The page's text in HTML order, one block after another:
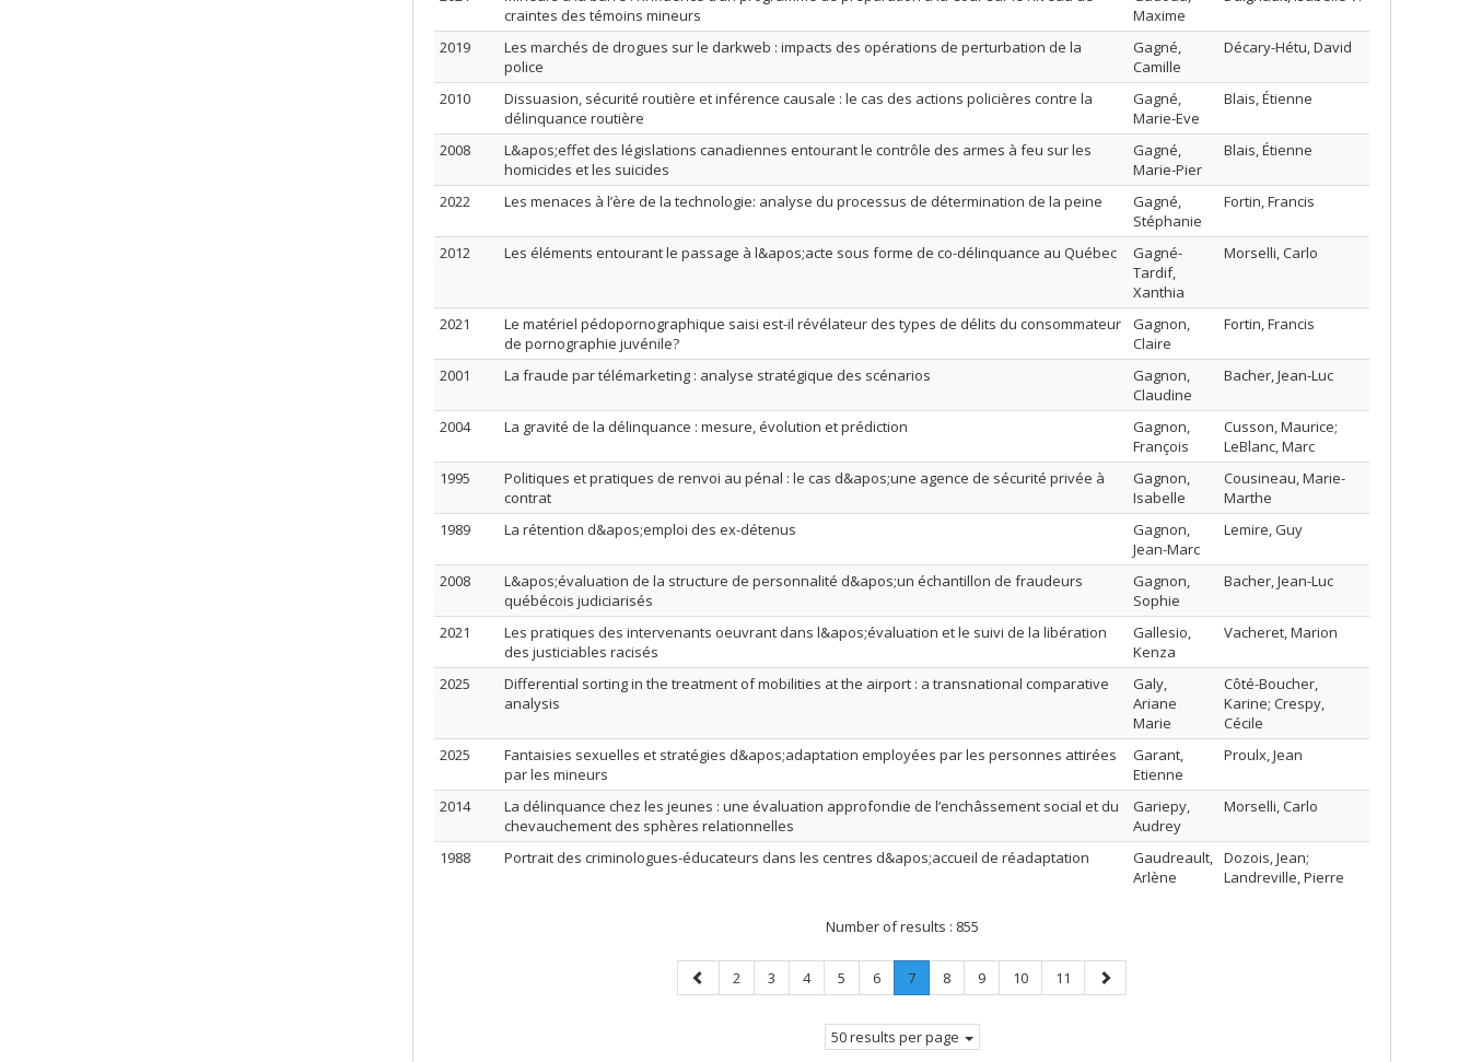
craintes des témoins mineurs
Maxime
2019
Les marchés de drogues sur le darkweb : impacts des opérations de perturbation de la
police
Gagné,
Camille
Décary-Hétu, David
2010
Dissuasion, sécurité routière et inférence causale : le cas des actions policières contre la
délinquance routière
Gagné,
Marie-Eve
Blais, Étienne
2008
L&apos;effet des législations canadiennes entourant le contrôle des armes à feu sur les
homicides et les suicides
Gagné,
Marie-Pier
Blais, Étienne
2022 Les menaces à l’ère de la technologie: analyse du processus de détermination de la peine
Gagné,
Stéphanie
Fortin, Francis
2012 Les éléments entourant le passage à l&apos;acte sous forme de co-délinquance au Québec
Gagné-
Tardif,
Xanthia
Morselli, Carlo
2021
Le matériel pédopornographique saisi est-il révélateur des types de délits du consommateur
de pornographie juvénile?
Gagnon,
Claire
Fortin, Francis
2001 La fraude par télémarketing : analyse stratégique des scénarios
Gagnon,
Claudine
Bacher, Jean-Luc
2004 La gravité de la délinquance : mesure, évolution et prédiction
Gagnon,
François
Cusson, Maurice;
LeBlanc, Marc
1995
Politiques et pratiques de renvoi au pénal : le cas d&apos;une agence de sécurité privée à
contrat
Gagnon,
Isabelle
Cousineau, Marie-
Marthe
1989
La rétention d&apos;emploi des ex-détenus
Gagnon,
Jean-Marc
Lemire, Guy
2008
L&apos;évaluation de la structure de personnalité d&apos;un échantillon de fraudeurs
québécois judiciarisés
Gagnon,
Sophie
Bacher, Jean-Luc
2021
Les pratiques des intervenants oeuvrant dans l&apos;évaluation et le suivi de la libération
des justiciables racisés
Gallesio,
Kenza
Vacheret, Marion
2025
Differential sorting in the treatment of mobilities at the airport : a transnational comparative
analysis
Galy,
Ariane
Marie
Côté-Boucher,
Karine; Crespy,
Cécile
2025
Fantaisies sexuelles et stratégies d&apos;adaptation employées par les personnes attirées
par les mineurs
Garant,
Etienne
Proulx, Jean
2014
La délinquance chez les jeunes : une évaluation approfondie de l’enchâssement social et du
chevauchement des sphères relationnelles
Gariepy,
Audrey
Morselli, Carlo
1988 Portrait des criminologues-éducateurs dans les centres d&apos;accueil de réadaptation
Gaudreault,
Arlène
Dozois, Jean;
Landreville, Pierre
Number of results : 855
Previous
page
Page
2 Page
3 Page
4 Page
5 Page
6 Page
7.
Current
Page
8 Page
9 Page
10 Page
11
Next
page
50 results per page